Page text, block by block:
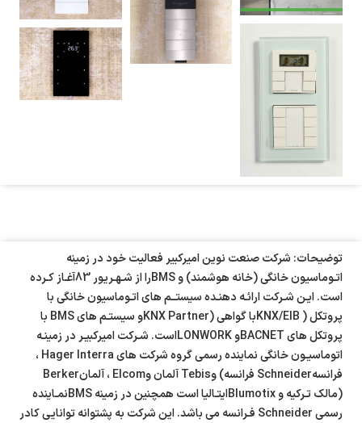
توضیحات: شرکت صنعت نوین امیرکبیر فعالیت خود در زمینه
اتـوماسیون خانگی (خانه هوشمند) و BMSرا از شـهـریور 83آغـاز کـرده
است. ایـن شـرکت ارائـه دهنـده سیستــم های اتـوماسیون خانگی با
پروتکل ( KNX/EIBبا گواهی (KNX Partnerو سیستـم های BMS با
پروتکل های BACNETو LONWORKاست. شـرکت امیرکبیـر در زمینـه
اتوماسیـون خانگی نماینده رسمی گروه شرکت های Hager Interra ،
فرانسهSchneider فرانسه) وTebis آلمان وElcom ، آلمانBerker
(مالک تـرکیه و Blumotixایتـالیا است همچنین در زمینه BMSنمـاینده
رسمی Schneider فـرانسه می باشد. این شرکت به پشتوانه توانایی کادر